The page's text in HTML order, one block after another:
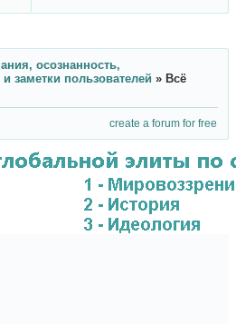
осознанность,
и заметки пользователей » Всё
create a forum for free